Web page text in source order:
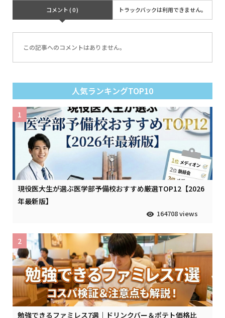
コメント ( 0 ) トラックバックは利用できません。
この記事へのコメントはありません。
人気ランキングTOP10
現役医大生が選ぶ医学部予備校おすすめ厳選TOP12【2026
年最新版】
164708 views
1
勉強できるファミレス7選｜ドリンクバー＆ポテト価格比
2